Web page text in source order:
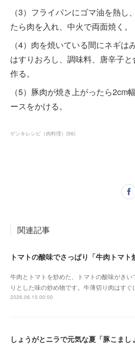
（3）フライパンにゴマ油を熱し
たら肉を入れ、中火で両面焼く。
（4）肉を焼いている間にネギは
はすりおろし、調味料、唐辛子
作る。
（5）豚肉が焼き上がったら2cm
ースをかける。
ゲンキレシピ（肉料理） (56)
関連記事
トマトの酸味でさっぱり「牛肉トマト
牛肉とトマトを炒めた、トマトの酸味がきい
りとした味の炒め物です。牛薄切り肉はすぐ
2026.06.15 00:00